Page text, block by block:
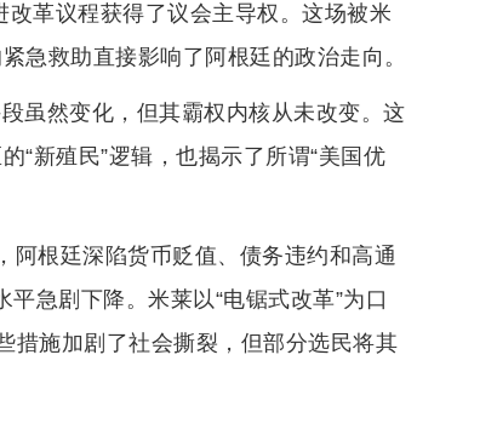
革议程获得了议会主导权。这场被米
急救助直接影响了阿根廷的政治走向。
虽然变化，但其霸权内核从未改变。这
“新殖民”逻辑，也揭示了所谓“美国优
阿根廷深陷货币贬值、债务违约和高通
急剧下降。米莱以“电锯式改革”为口
措施加剧了社会撕裂，但部分选民将其